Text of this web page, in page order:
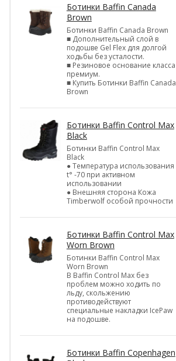
Ботинки Baffin Canada
Brown
Ботинки Baffin Canada Brown
■ Дополнительный слой в
подошве Gel Flex для долгой
ходьбы без усталости.
■ Резиновое основание класса
премиум.
■ Купить Ботинки Baffin Canada
Brown
Ботинки Baffin Control Max
Black
Ботинки Baffin Control Max
Black
● Температура использования
t° -70 при активном
использовании
● Внешняя сторона Кожа
Timberwolf особой прочности
Ботинки Baffin Control Max
Worn Brown
Ботинки Baffin Control Max
Worn Brown
В Baffin Control Max без
проблем можно ходить по
льду, скольжению
противодействуют
специальные накладки IcePaw
на подошве.
Ботинки Baffin Copenhagen